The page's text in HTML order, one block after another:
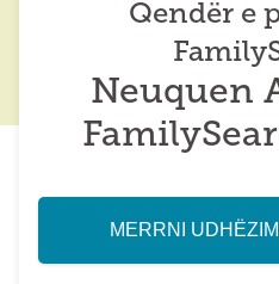
Qendër e
Neuquen
MERRNI